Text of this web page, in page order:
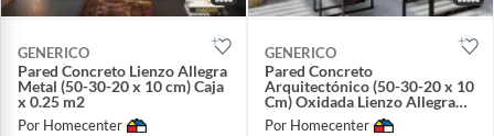
GENERICO
Pared Concreto Lienzo Allegra
Metal (50-30-20 x 10 cm) Caja
x 0.25 m2
Por Homecenter
GENERICO
Pared Concreto
Arquitectónico (50-30-20 x 10
Cm) Oxidada Lienzo Allegra
Caja x 0.25 m2
Por Homecenter